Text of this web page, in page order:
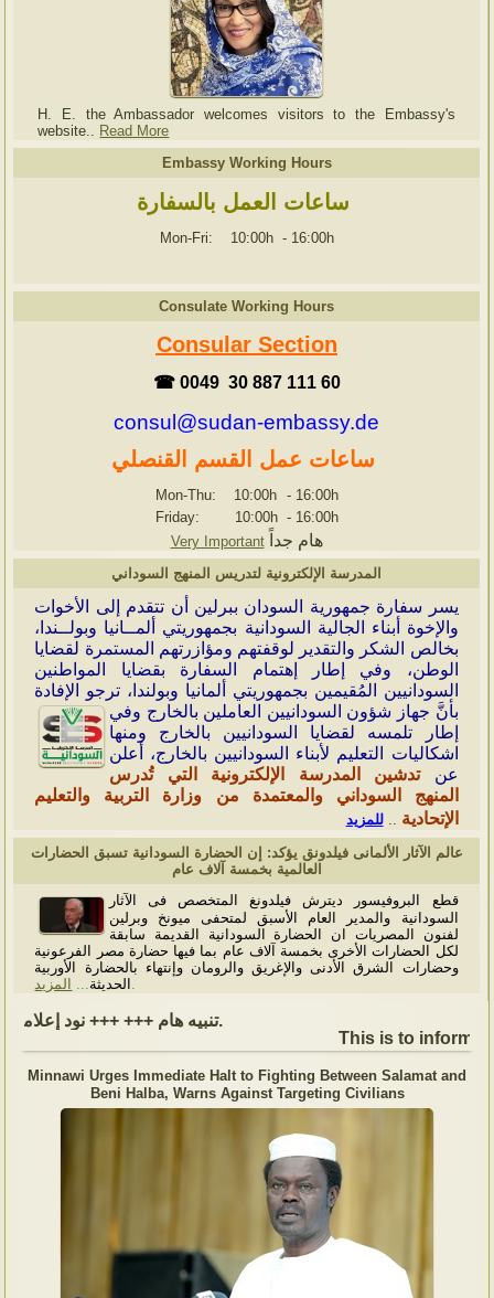
H. E. the Ambassador welcomes visitors to the Embassy's
website..
Read More
Embassy Working Hours
ساعات العمل بالسفارة
Mon-Fri: 10:00h - 16:00h
Consulate Working Hours
Consular Section
☎ 0049 30 887 111 60
consul@sudan-embassy.de
ساعات عمل القسم القنصلي
Mon-Thu: 10:00h - 16:00h
Friday: 10:00h - 16:00h
Very Important
هام جداً
المدرسة الإلكترونية لتدريس المنهج السوداني
يسر سفارة جمهورية السودان ببرلين أن تتقدم إلى الأخوات
والإخوة أبناء الجالية السودانية بجمهوريتي ألمــانيا وبولــندا،
بخالص الشكر والتقدير لوقفتهم ومؤازرتهم المستمرة لقضايا
الوطن، وفي إطار إهتمام السفارة بقضايا المواطنين
السودانيين المُقيمين بجمهوريتي ألمانيا وبولندا، ترجو الإفادة
بأنَّ جهاز شؤون السودانيين العاملين بالخارج وفي
إطار تلمسه لقضايا السودانيين بالخارج ومنها
اشكاليات التعليم لأبناء السودانيين بالخارج، أعلن
عنتدشين المدرسة الإلكترونية التي تُدرس
المنهج السوداني والمعتمدة من وزارة التربية والتعليم
الإتحادية ..للمزيد
عالم الآثار الألمانى فيلدونق يؤكد: إن الحضارة السودانية تسبق الحضارات
العالمية بخمسة آلاف عام
قطع البروفيسور ديترش فيلدونغ المتخصص فى الآثار
السودانية والمدير العام الأسبق لمتحفى ميونخ وبرلين
لفنون المصريات ان الحضارة السودانية القديمة سابقة
لكل الحضارات الأخرى بخمسة آلاف عام بما فيها حضارة مصر الفرعونية
وحضارات الشرق الأدنى والإغريق والرومان وإنتهاء بالحضارة الأوربية
الحديثة
المزيد
This is to inform,
Minnawi Urges Immediate Halt to Fighting Between Salamat and
Beni Halba, Warns Against Targeting Civilians